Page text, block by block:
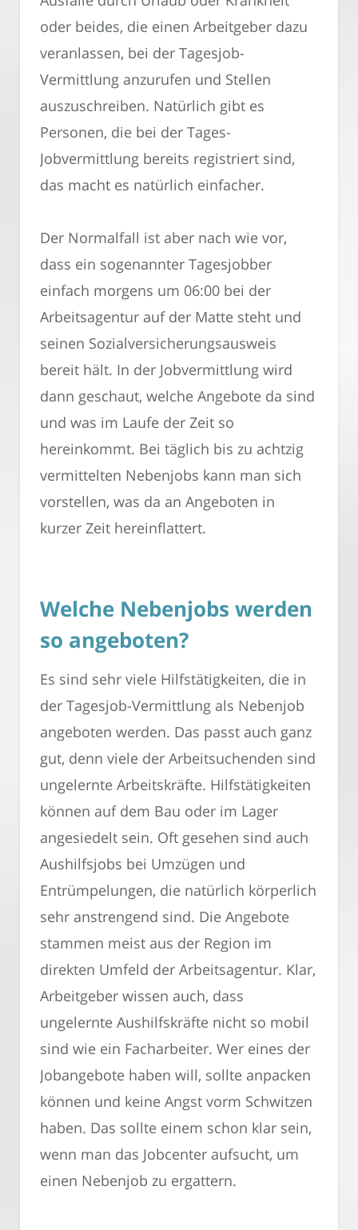
oder beides, die einen Arbeitgeber dazu
veranlassen, bei der Tagesjob-
Vermittlung anzurufen und Stellen
auszuschreiben. Natürlich gibt es
Personen, die bei der Tages-
Jobvermittlung bereits registriert sind,
das macht es natürlich einfacher.
Der Normalfall ist aber nach wie vor,
dass ein sogenannter Tagesjobber
einfach morgens um 06:00 bei der
Arbeitsagentur auf der Matte steht und
seinen Sozialversicherungsausweis
bereit hält. In der Jobvermittlung wird
dann geschaut, welche Angebote da sind
und was im Laufe der Zeit so
hereinkommt. Bei täglich bis zu achtzig
vermittelten Nebenjobs kann man sich
vorstellen, was da an Angeboten in
kurzer Zeit hereinflattert.
Welche Nebenjobs werden
so angeboten?
Es sind sehr viele Hilfstätigkeiten, die in
der Tagesjob-Vermittlung als Nebenjob
angeboten werden. Das passt auch ganz
gut, denn viele der Arbeitsuchenden sind
ungelernte Arbeitskräfte. Hilfstätigkeiten
können auf dem Bau oder im Lager
angesiedelt sein. Oft gesehen sind auch
Aushilfsjobs bei Umzügen und
Entrümpelungen, die natürlich körperlich
sehr anstrengend sind. Die Angebote
stammen meist aus der Region im
direkten Umfeld der Arbeitsagentur. Klar,
Arbeitgeber wissen auch, dass
ungelernte Aushilfskräfte nicht so mobil
sind wie ein Facharbeiter. Wer eines der
Jobangebote haben will, sollte anpacken
können und keine Angst vorm Schwitzen
haben. Das sollte einem schon klar sein,
wenn man das Jobcenter aufsucht, um
einen Nebenjob zu ergattern.